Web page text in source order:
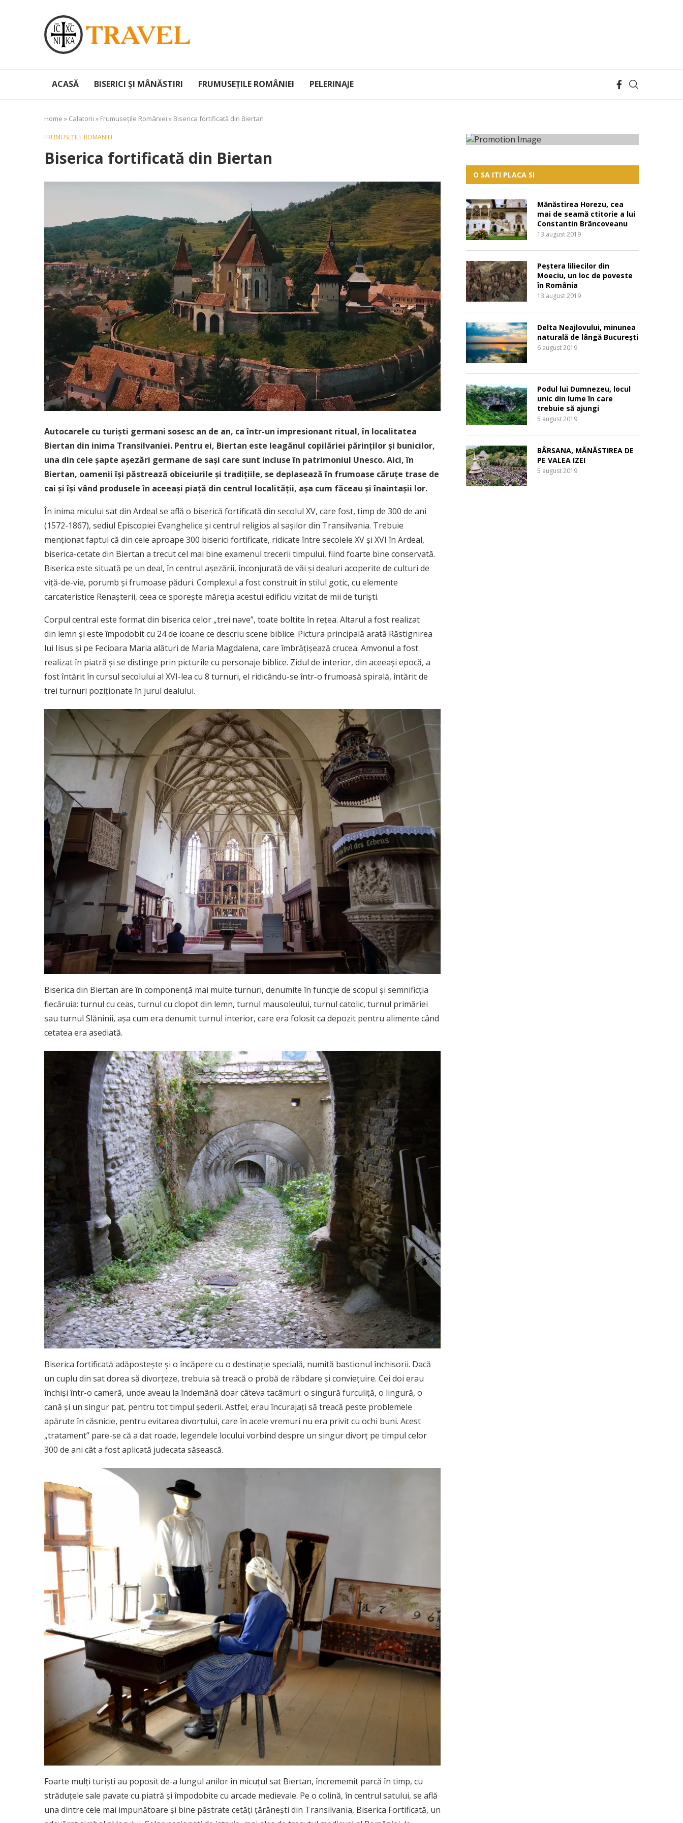
ACASĂ BISERICI ȘI MÂNĂSTIRI FRUMUSEȚILE ROMÂNIEI PELERINAJE
Home » Calatorii » Frumusețile României » Biserica fortificată din Biertan
FRUMUSEȚILE ROMÂNIEI
Biserica fortificată din Biertan
Autocarele cu turiști germani sosesc an de an, ca într-un impresionant ritual, în localitatea
Biertan din inima Transilvaniei. Pentru ei, Biertan este leagănul copilăriei părinților și bunicilor,
una din cele șapte așezări germane de sași care sunt incluse în patrimoniul Unesco. Aici, în
Biertan, oamenii își păstrează obiceiurile și tradițiile, se deplasează în frumoase căruțe trase de
cai și își vând produsele în aceeași piață din centrul localității, așa cum făceau și înaintașii lor.
În inima micului sat din Ardeal se află o biserică fortificată din secolul XV, care fost, timp de 300 de ani
(1572-1867), sediul Episcopiei Evanghelice și centrul religios al sașilor din Transilvania. Trebuie
menționat faptul că din cele aproape 300 biserici fortificate, ridicate între secolele XV și XVI în Ardeal,
biserica-cetate din Biertan a trecut cel mai bine examenul trecerii timpului, fiind foarte bine conservată.
Biserica este situată pe un deal, în centrul așezării, înconjurată de văi și dealuri acoperite de culturi de
viță-de-vie, porumb și frumoase păduri. Complexul a fost construit în stilul gotic, cu elemente
carcateristice Renașterii, ceea ce sporește măreția acestui edificiu vizitat de mii de turiști.
Corpul central este format din biserica celor „trei nave”, toate boltite în rețea. Altarul a fost realizat
din lemn și este împodobit cu 24 de icoane ce descriu scene biblice. Pictura principală arată Răstignirea
lui Iisus și pe Fecioara Maria alături de Maria Magdalena, care îmbrățișează crucea. Amvonul a fost
realizat în piatră și se distinge prin picturile cu personaje biblice. Zidul de interior, din aceeași epocă, a
fost întărit în cursul secolului al XVI-lea cu 8 turnuri, el ridicându-se într-o frumoasă spirală, întărit de
trei turnuri poziționate în jurul dealului.
Biserica din Biertan are în componență mai multe turnuri, denumite în funcție de scopul și semnificția
fiecăruia: turnul cu ceas, turnul cu clopot din lemn, turnul mausoleului, turnul catolic, turnul primăriei
sau turnul Slăninii, așa cum era denumit turnul interior, care era folosit ca depozit pentru alimente când
cetatea era asediată.
Biserica fortificată adăpostește și o încăpere cu o destinație specială, numită bastionul închisorii. Dacă
un cuplu din sat dorea să divorțeze, trebuia să treacă o probă de răbdare și conviețuire. Cei doi erau
închiși într-o cameră, unde aveau la îndemână doar câteva tacâmuri: o singură furculiță, o lingură, o
cană și un singur pat, pentru tot timpul șederii. Astfel, erau încurajați să treacă peste problemele
apărute în căsnicie, pentru evitarea divorțului, care în acele vremuri nu era privit cu ochi buni. Acest
„tratament” pare-se că a dat roade, legendele locului vorbind despre un singur divorț pe timpul celor
300 de ani cât a fost aplicată judecata săsească.
Foarte mulți turiști au poposit de-a lungul anilor în micuțul sat Biertan, încrememit parcă în timp, cu
străduțele sale pavate cu piatră și împodobite cu arcade medievale. Pe o colină, în centrul satului, se află
una dintre cele mai impunătoare şi bine păstrate cetăţi ţărăneşti din Transilvania, Biserica Fortificată, un
O SA ITI PLACA SI
Mănăstirea Horezu, cea
mai de seamă ctitorie a lui
Constantin Brâncoveanu
13 august 2019
Peștera liliecilor din
Moeciu, un loc de poveste
în România
13 august 2019
Delta Neajlovului, minunea
naturală de lângă București
6 august 2019
Podul lui Dumnezeu, locul
unic din lume în care
trebuie să ajungi
5 august 2019
BÂRSANA, MĂNĂSTIREA DE
PE VALEA IZEI
5 august 2019